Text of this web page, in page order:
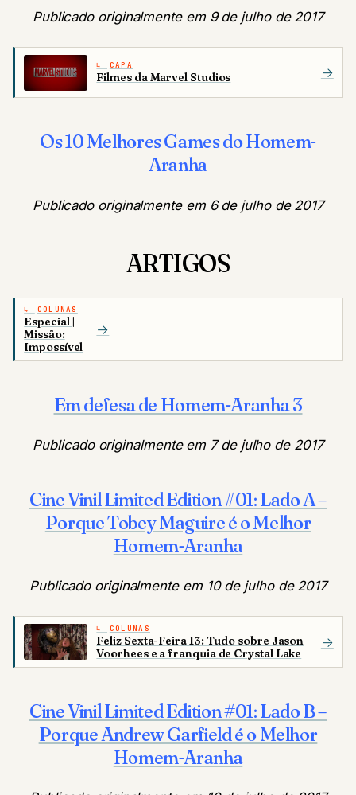
Publicado originalmente em 9 de julho de 2017
CAPA
Filmes da Marvel Studios →
Os 10 Melhores Games do Homem-
Aranha
Publicado originalmente em 6 de julho de 2017
ARTIGOS
COLUNAS
Especial |
Missão:
Impossível
→
Em defesa de Homem-Aranha 3
Publicado originalmente em 7 de julho de 2017
Cine Vinil Limited Edition #01: Lado A –
Porque Tobey Maguire é o Melhor
Homem-Aranha
Publicado originalmente em 10 de julho de 2017
COLUNAS
Feliz Sexta-Feira 13: Tudo sobre Jason
Voorhees e a franquia de Crystal Lake
→
Cine Vinil Limited Edition #01: Lado B –
Porque Andrew Garfield é o Melhor
Homem-Aranha